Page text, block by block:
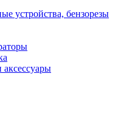
устройства, бензорезы